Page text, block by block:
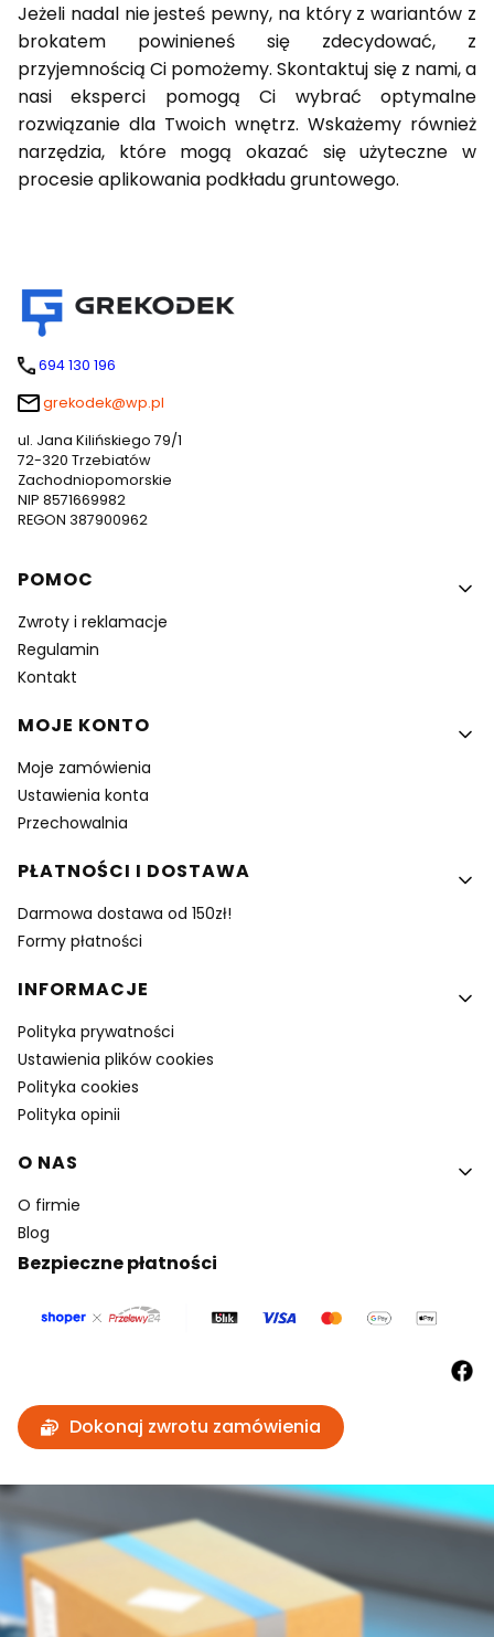
Jeżeli nadal nie jesteś pewny, na który z wariantów z
brokatem powinieneś się zdecydować, z
przyjemnością Ci pomożemy. Skontaktuj się z nami, a
nasi eksperci pomogą Ci wybrać optymalne
rozwiązanie dla Twoich wnętrz. Wskażemy również
narzędzia, które mogą okazać się użyteczne w
procesie aplikowania podkładu gruntowego.
694 130 196
grekodek@wp.pl
ul. Jana Kilińskiego 79/1
72-320 Trzebiatów
Zachodniopomorskie
NIP 8571669982
REGON 387900962
Linki w stopce
POMOC
Zwroty i reklamacje
Regulamin
Kontakt
MOJE KONTO
Moje zamówienia
Ustawienia konta
Przechowalnia
PŁATNOŚCI I DOSTAWA
Darmowa dostawa od 150zł!
Formy płatności
INFORMACJE
Polityka prywatności
Ustawienia plików cookies
Polityka cookies
Polityka opinii
O NAS
O firmie
Blog
Bezpieczne płatności
Dokonaj zwrotu zamówienia